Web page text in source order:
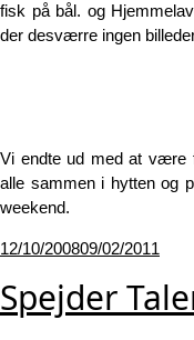
fisk på bål. og
der desværre ingen
Vi endte ud med at være
alle sammen i hytten og
weekend.
Udgivet
12/10/200809/02/2011
Spejder